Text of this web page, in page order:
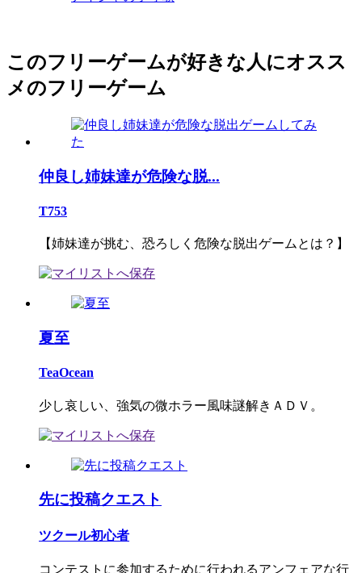
このフリーゲームが好きな人にオスス
メのフリーゲーム
仲良し姉妹達が危険な脱...
T753
【姉妹達が挑む、恐ろしく危険な脱出ゲームとは？】
夏至
TeaOcean
少し哀しい、強気の微ホラー風味謎解きＡＤＶ。
先に投稿クエスト
ツクール初心者
コンテストに参加するために行われるアンフェアな行